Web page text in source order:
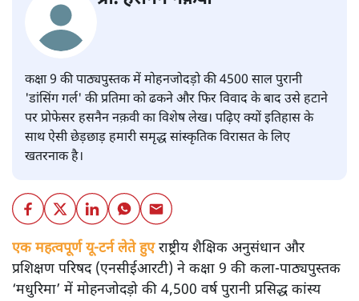
कक्षा 9 की पाठ्यपुस्तक में मोहनजोदड़ो की 4500 साल पुरानी
'डांसिंग गर्ल' की प्रतिमा को ढकने और फिर विवाद के बाद उसे हटाने
पर प्रोफेसर हसनैन नक़वी का विशेष लेख। पढ़िए क्यों इतिहास के
साथ ऐसी छेड़छाड़ हमारी समृद्ध सांस्कृतिक विरासत के लिए
खतरनाक है।
एक महत्वपूर्ण यू-टर्न लेते हुएराष्ट्रीय शैक्षिक अनुसंधान और
प्रशिक्षण परिषद (एनसीईआरटी) ने कक्षा 9 की कला-पाठ्यपुस्तक
‘मधुरिमा’ में मोहनजोदड़ो की 4,500 वर्ष पुरानी प्रसिद्ध कांस्य